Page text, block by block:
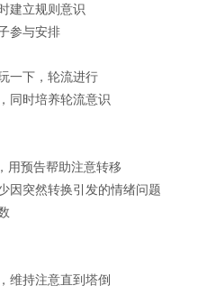
建立规则意识
参与安排
一下，轮流进行
同时培养轮流意识
用预告帮助注意转移
因突然转换引发的情绪问题
维持注意直到塔倒